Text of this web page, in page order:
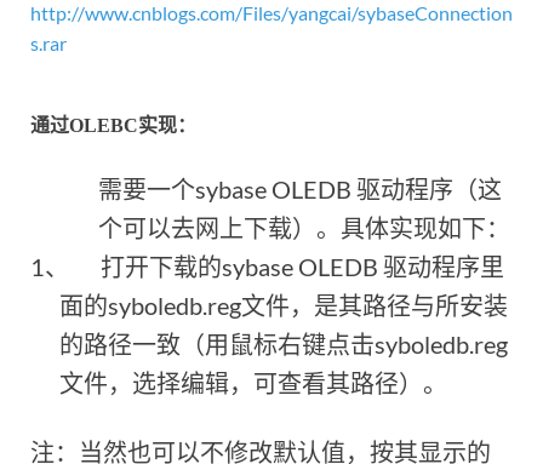
http://www.cnblogs.com/Files/yangcai/sybaseConnection
s.rar
通过OLEBC实现：
需要一个sybase OLEDB 驱动程序（这
个可以去网上下载）。具体实现如下：
1、
打开下载的sybase OLEDB 驱动程序里
面的syboledb.reg文件，是其路径与所安装
的路径一致（用鼠标右键点击syboledb.reg
文件，选择编辑，可查看其路径）。
注：当然也可以不修改默认值，按其显示的